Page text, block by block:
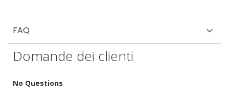
FAQ
Domande dei clienti
No Questions